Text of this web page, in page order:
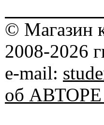
© Магазин
2008-2026
e-mail:
об АВТОРЕ